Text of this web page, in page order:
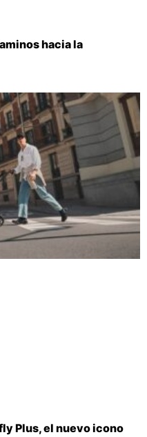
hacia la
Plus, el nuevo icono